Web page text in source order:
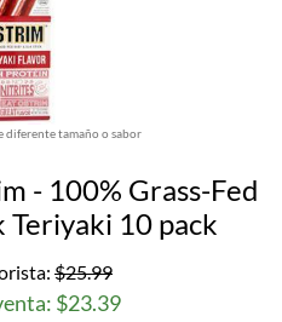
diferente tamaño o sabor
- 100% Grass-Fed
Teriyaki 10 pack
$25.99
$23.39